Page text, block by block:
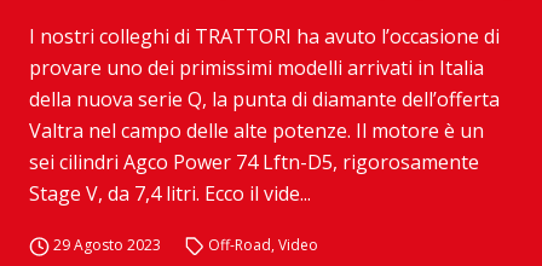
I nostri colleghi di TRATTORI ha avuto l’occasione di
provare uno dei primissimi modelli arrivati in Italia
della nuova serie Q, la punta di diamante dell’offerta
Valtra nel campo delle alte potenze. Il motore è un
sei cilindri Agco Power 74 Lftn-D5, rigorosamente
Stage V, da 7,4 litri. Ecco il vide...
29 Agosto 2023 Off-Road,Video